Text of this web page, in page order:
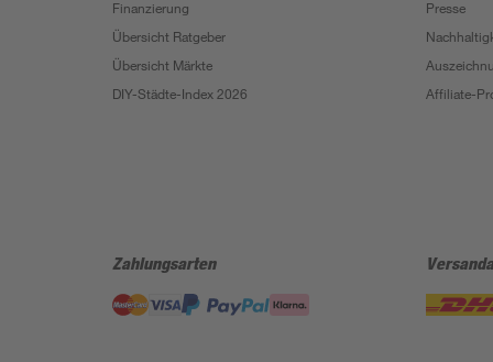
Finanzierung
Übersicht Ratgeber
Übersicht Märkte
DIY-Städte-Index 2026
Presse
Affiliate-
Zahlungsarten